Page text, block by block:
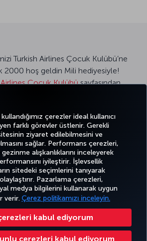
çerezler ideal kullanıcı
farklı görevler üstlenir. Gerekli
ziyaret edilebilmesini ve
sağlar. Performans çerezleri,
alışkanlıklarını inceleyerek
iyileştirir. İşlevsellik
sitedeki seçimlerini tanıyarak
Pazarlama çerezleri,
medya bilgilerini kullanarak uygun
verir. Çerez politikamızı inceleyin.
kabul ediyorum
çerezleri kabul ediyorum
Turkish Airlines Çocuk Kulübü’ne
2000 hoş geldin Mili hediyesiyle!
Airlines Çocuk Kulübüsayfasından
YoutubeLinkedIn
TiktokBlogPinterest
UÇUŞ
YARDIM MILES&SMILES
Gizlilik ve Çerez Politikası Yasal Uyarı Yolcu Hakları
Çerez Ayarlarını Değiştir